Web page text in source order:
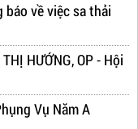
về việc sa thải
HƯỚNG, OP - Hội
Vụ Năm A